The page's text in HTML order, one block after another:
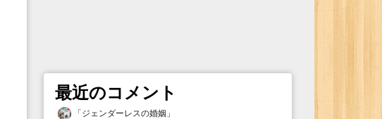
最近のコメント
「ジェンダーレスの婚姻 」